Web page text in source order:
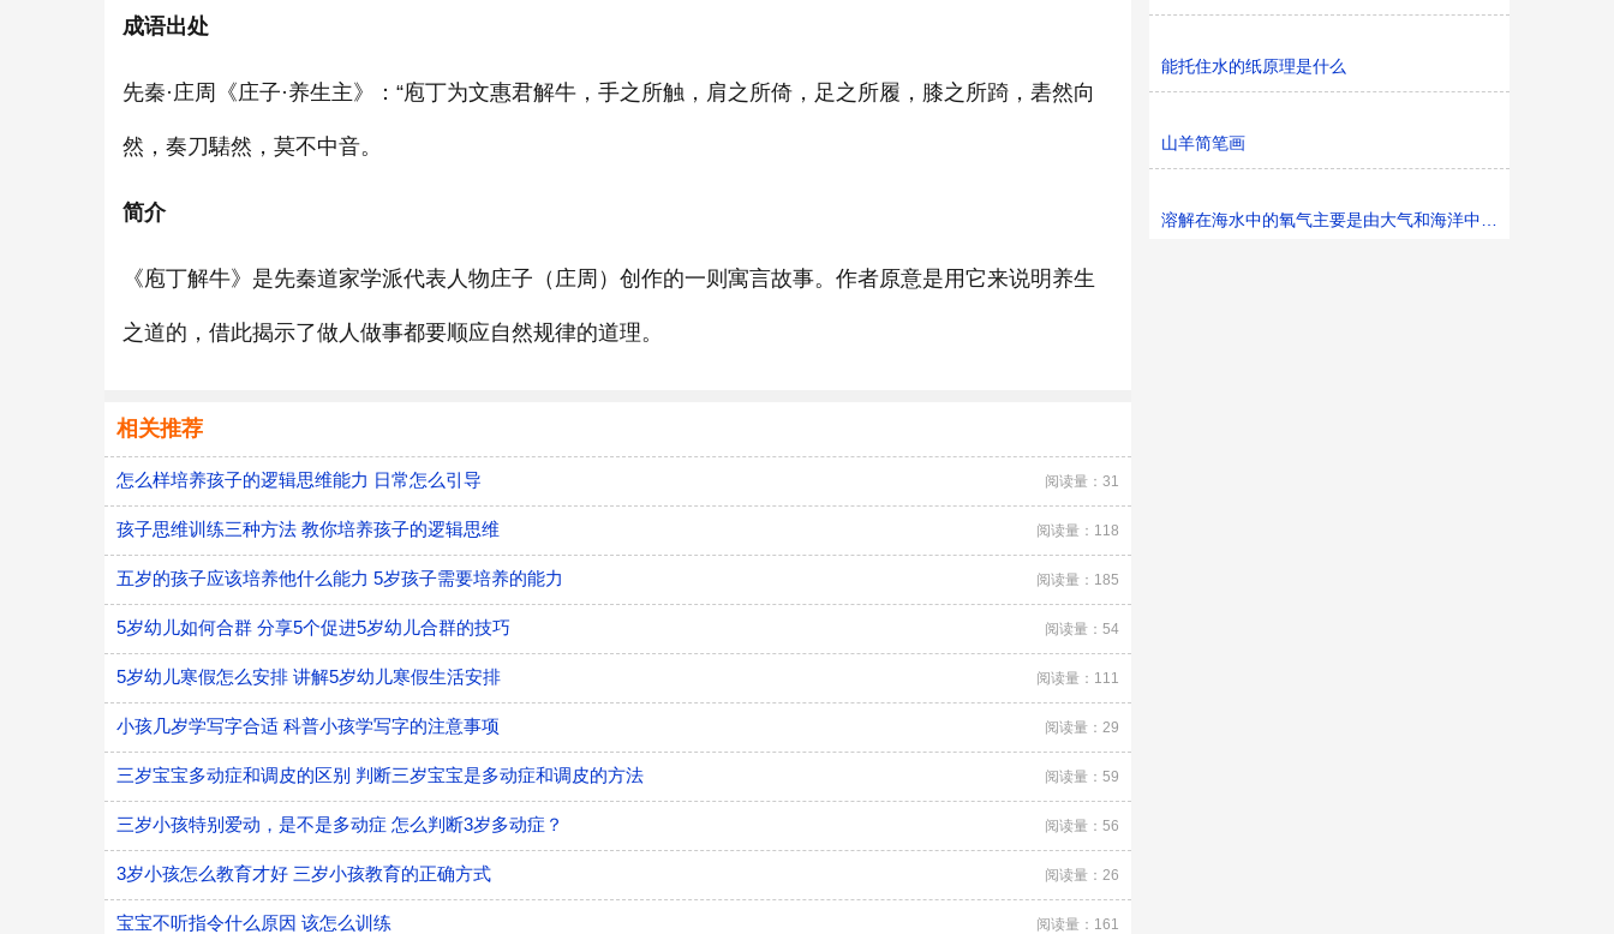
成语出处
先秦·庄周《庄子·养生主》：“庖丁为文惠君解牛，手之所触，肩之所倚，足之所履，膝之所踦，砉然向
然，奏刀騞然，莫不中音。
简介
《庖丁解牛》是先秦道家学派代表人物庄子（庄周）创作的一则寓言故事。作者原意是用它来说明养生
之道的，借此揭示了做人做事都要顺应自然规律的道理。
相关推荐
怎么样培养孩子的逻辑思维能力 日常怎么引导 阅读量：31
孩子思维训练三种方法 教你培养孩子的逻辑思维 阅读量：118
五岁的孩子应该培养他什么能力 5岁孩子需要培养的能力 阅读量：185
5岁幼儿如何合群 分享5个促进5岁幼儿合群的技巧 阅读量：54
5岁幼儿寒假怎么安排 讲解5岁幼儿寒假生活安排 阅读量：111
小孩几岁学写字合适 科普小孩学写字的注意事项 阅读量：29
三岁宝宝多动症和调皮的区别 判断三岁宝宝是多动症和调皮的方法 阅读量：59
三岁小孩特别爱动，是不是多动症 怎么判断3岁多动症？ 阅读量：56
3岁小孩怎么教育才好 三岁小孩教育的正确方式 阅读量：26
宝宝不听指令什么原因 该怎么训练 阅读量：161
能托住水的纸原理是什么
山羊简笔画
溶解在海水中的氧气主要是由大气和海洋中的什么植物